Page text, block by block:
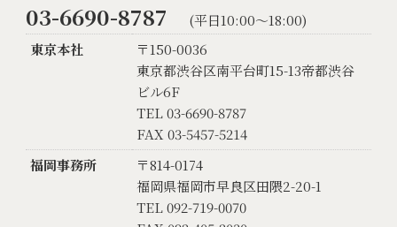
03-6690-8787
(平日10:00〜18:00)
東京本社
〒150-0036
東京都渋谷区南平台町15-13帝都渋谷
ビル6F
TEL 03-6690-8787
FAX 03-5457-5214
福岡事務所
〒814-0174
福岡県福岡市早良区田隈2-20-1
TEL 092-719-0070